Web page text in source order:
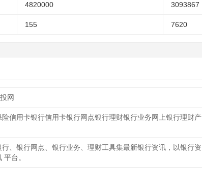
4820000 3093867
155 7620
网
信用卡银行信用卡银行网点银行理财银行业务网上银行理财产
、银行网点、银行业务、理财工具集最新银行资讯，以银行资
台。